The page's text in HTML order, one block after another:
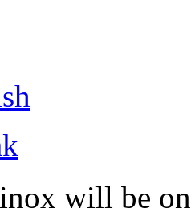
will be